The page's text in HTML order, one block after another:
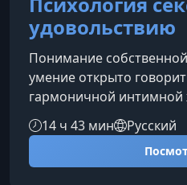
удовольствию
Понимание
умение открыто
гармоничной интимной
поможет вам
сексу, избавиться от
получать удовольствие
14 ч 43 мин Русский